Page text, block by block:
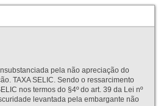
pela não apreciação do
TAXA SELIC. Sendo o ressarcimento
nos termos do §4º do art. 39 da Lei nº
levantada pela embargante não